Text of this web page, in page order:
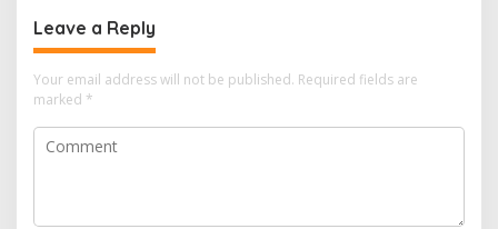
Leave a Reply
Your email address will not be published. Required fields are
marked *